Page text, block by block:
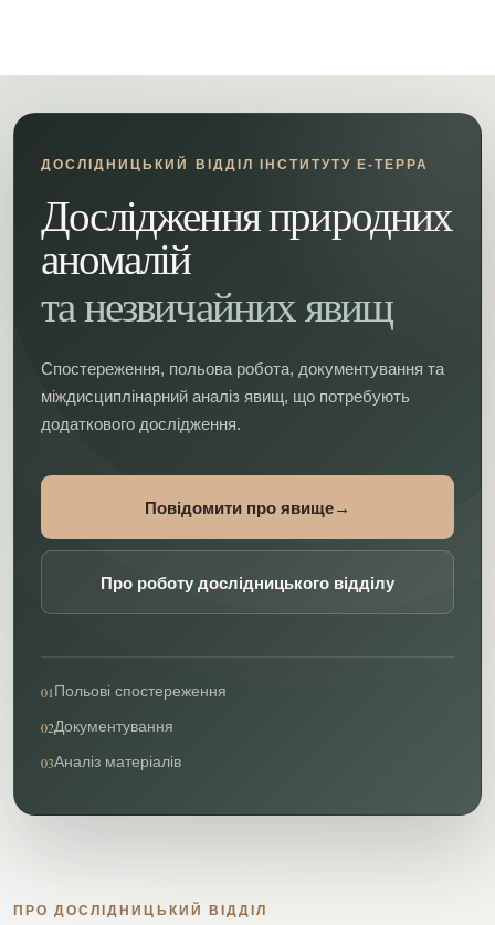
ДОСЛІДНИЦЬКИЙ ВІДДІЛ ІНСТИТУТУ Е-ТЕРРА
Дослідження природних
аномалій
та незвичайних явищ
Спостереження, польова робота, документування та
міждисциплінарний аналіз явищ, що потребують
додаткового дослідження.
Повідомити про явище→
Про роботу дослідницького відділу
01Польові спостереження
02Документування
03Аналіз матеріалів
ПРО ДОСЛІДНИЦЬКИЙ ВІДДІЛ